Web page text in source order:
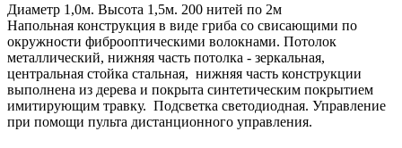
Диаметр 1,0м. Высота 1,5м. 200 нитей по 2м
Напольная конструкция в виде гриба со свисающими по
окружности фиброоптическими волокнами. Потолок
металлический, нижняя часть потолка - зеркальная,
центральная стойка стальная, нижняя часть конструкции
выполнена из дерева и покрыта синтетическим покрытием
имитирующим травку. Подсветка светодиодная. Управление
при помощи пульта дистанционного управления.